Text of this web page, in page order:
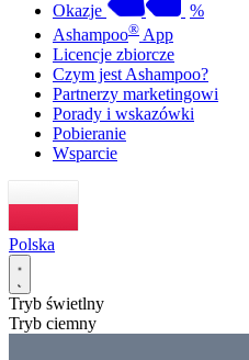
Okazje
%
Ashampoo® App
Licencje zbiorcze
Czym jest Ashampoo?
Partnerzy marketingowi
Porady i wskazówki
Pobieranie
Wsparcie
Polska
Tryb świetlny
Tryb ciemny